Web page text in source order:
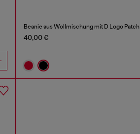
Beanie aus Wollmischung mit D Logo Patch
40,00 €